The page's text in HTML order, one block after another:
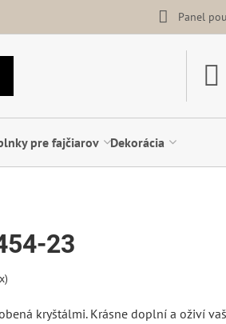
Panel
pre fajčiarov Dekorácia
23
x)
kryštálmi. Krásne doplní a oživí